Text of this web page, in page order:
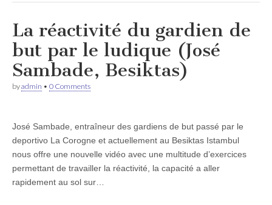
La réactivité du gardien de
but par le ludique (José
Sambade, Besiktas)
byadmin • 0 Comments
José Sambade, entraîneur des gardiens de but passé par le
deportivo La Corogne et actuellement au Besiktas Istambul
nous offre une nouvelle vidéo avec une multitude d’exercices
permettant de travailler la réactivité, la capacité a aller
rapidement au sol sur…